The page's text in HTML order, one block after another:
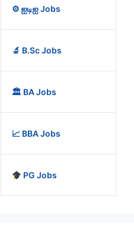
⚙️ ஐடிஐ Jobs
🔬 B.Sc Jobs
🏛️ BA Jobs
📈 BBA Jobs
PG Jobs